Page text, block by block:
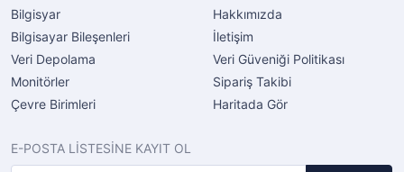
Bilgisyar
Bilgisayar Bileşenleri
Veri Depolama
Monitörler
Çevre Birimleri
Hakkımızda
İletişim
Veri Güveniği Politikası
Sipariş Takibi
Haritada Gör
E-POSTA LİSTESİNE KAYIT OL